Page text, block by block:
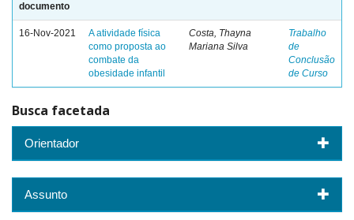
documento
16-Nov-2021
A atividade física
como proposta ao
combate da
obesidade infantil
Costa, Thayna
Mariana Silva
Trabalho
de
Conclusão
de Curso
Busca facetada
Orientador
Assunto